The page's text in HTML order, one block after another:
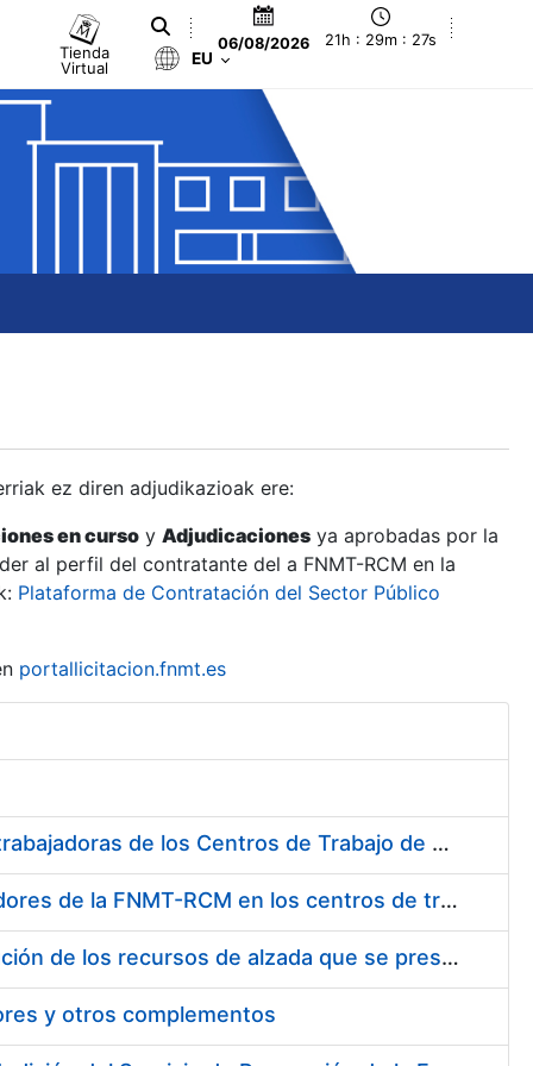
Tienda
Virtual
06/08/2026 21h : 29m : 28s
EU
ez diren adjudikazioak ere:
en curso y Adjudicaciones ya aprobadas por la
al perfil del contratante del a FNMT-RCM en la
Plataforma de Contratación del Sector Público
portallicitacion.fnmt.es
Suministro de Protectores Auditivos a medida para las personas trabajadoras de los Centros de Trabajo de Madrid y Burgos
Suministro de gafas graduadas antiproyecciones para los trabajadores de la FNMT-RCM en los centros de trabajo de Madrid y Burgos
Servicios de una empresa externa para el asesoramiento y resolución de los recursos de alzada que se presentan relacionados con procesos de selección para la FNMT-RCM
y otros complementos